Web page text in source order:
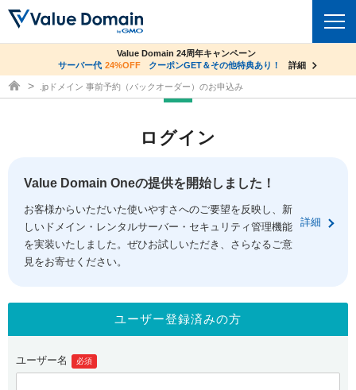
ドメイントップ
ドメイン移管
ドメイン価格一覧
ドメイン一括検索
.jpドメインオークション
gTLDオークション NEW!
.jpドメインバックオーダー
コアサーバー
バリューサーバー
XREA
セキュリティトップ
Value Domain ネットde診断
SSL証明書
サービストップ
お得意様割引
紹介制度
facebook
ログイン
co.jpドメイン✕コアサーバーV2ビジネス応援キャンペーン
サーバー料金1年間無料
詳細
Value Domain 24周年キャンペーン
サーバー代 24%OFF クーポンGET＆その他特典あり！ 詳細
ドメイン取得ならバリュードメイン
.jpドメイン 事前予約（バックオーダー）のお申込み
ログイン
Value Domain Oneの提供を開始しました！
お客様からいただいた使いやすさへのご要望を反映し、新
しいドメイン・レンタルサーバー・セキュリティ管理機能
を実装いたしました。ぜひお試しいただき、さらなるご意
見をお寄せください。
詳細
ユーザー登録済みの方
ユーザー名 必須